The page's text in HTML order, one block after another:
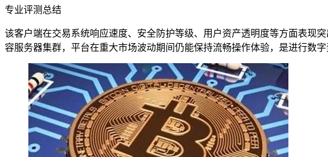
专业评测总结
该客户端在交易系统响应速度、安全防护等级、用户资产透明度等方面表现
容服务器集群，平台在重大市场波动期间仍能保持流畅操作体验，是进行数字